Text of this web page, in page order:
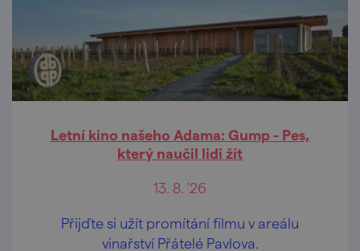
Letní kino našeho Adama: Gump - Pes,
který naučil lidi žít
13. 8. '26
Přijďte si užít promítání filmu v areálu
vinařství Přátelé Pavlova.